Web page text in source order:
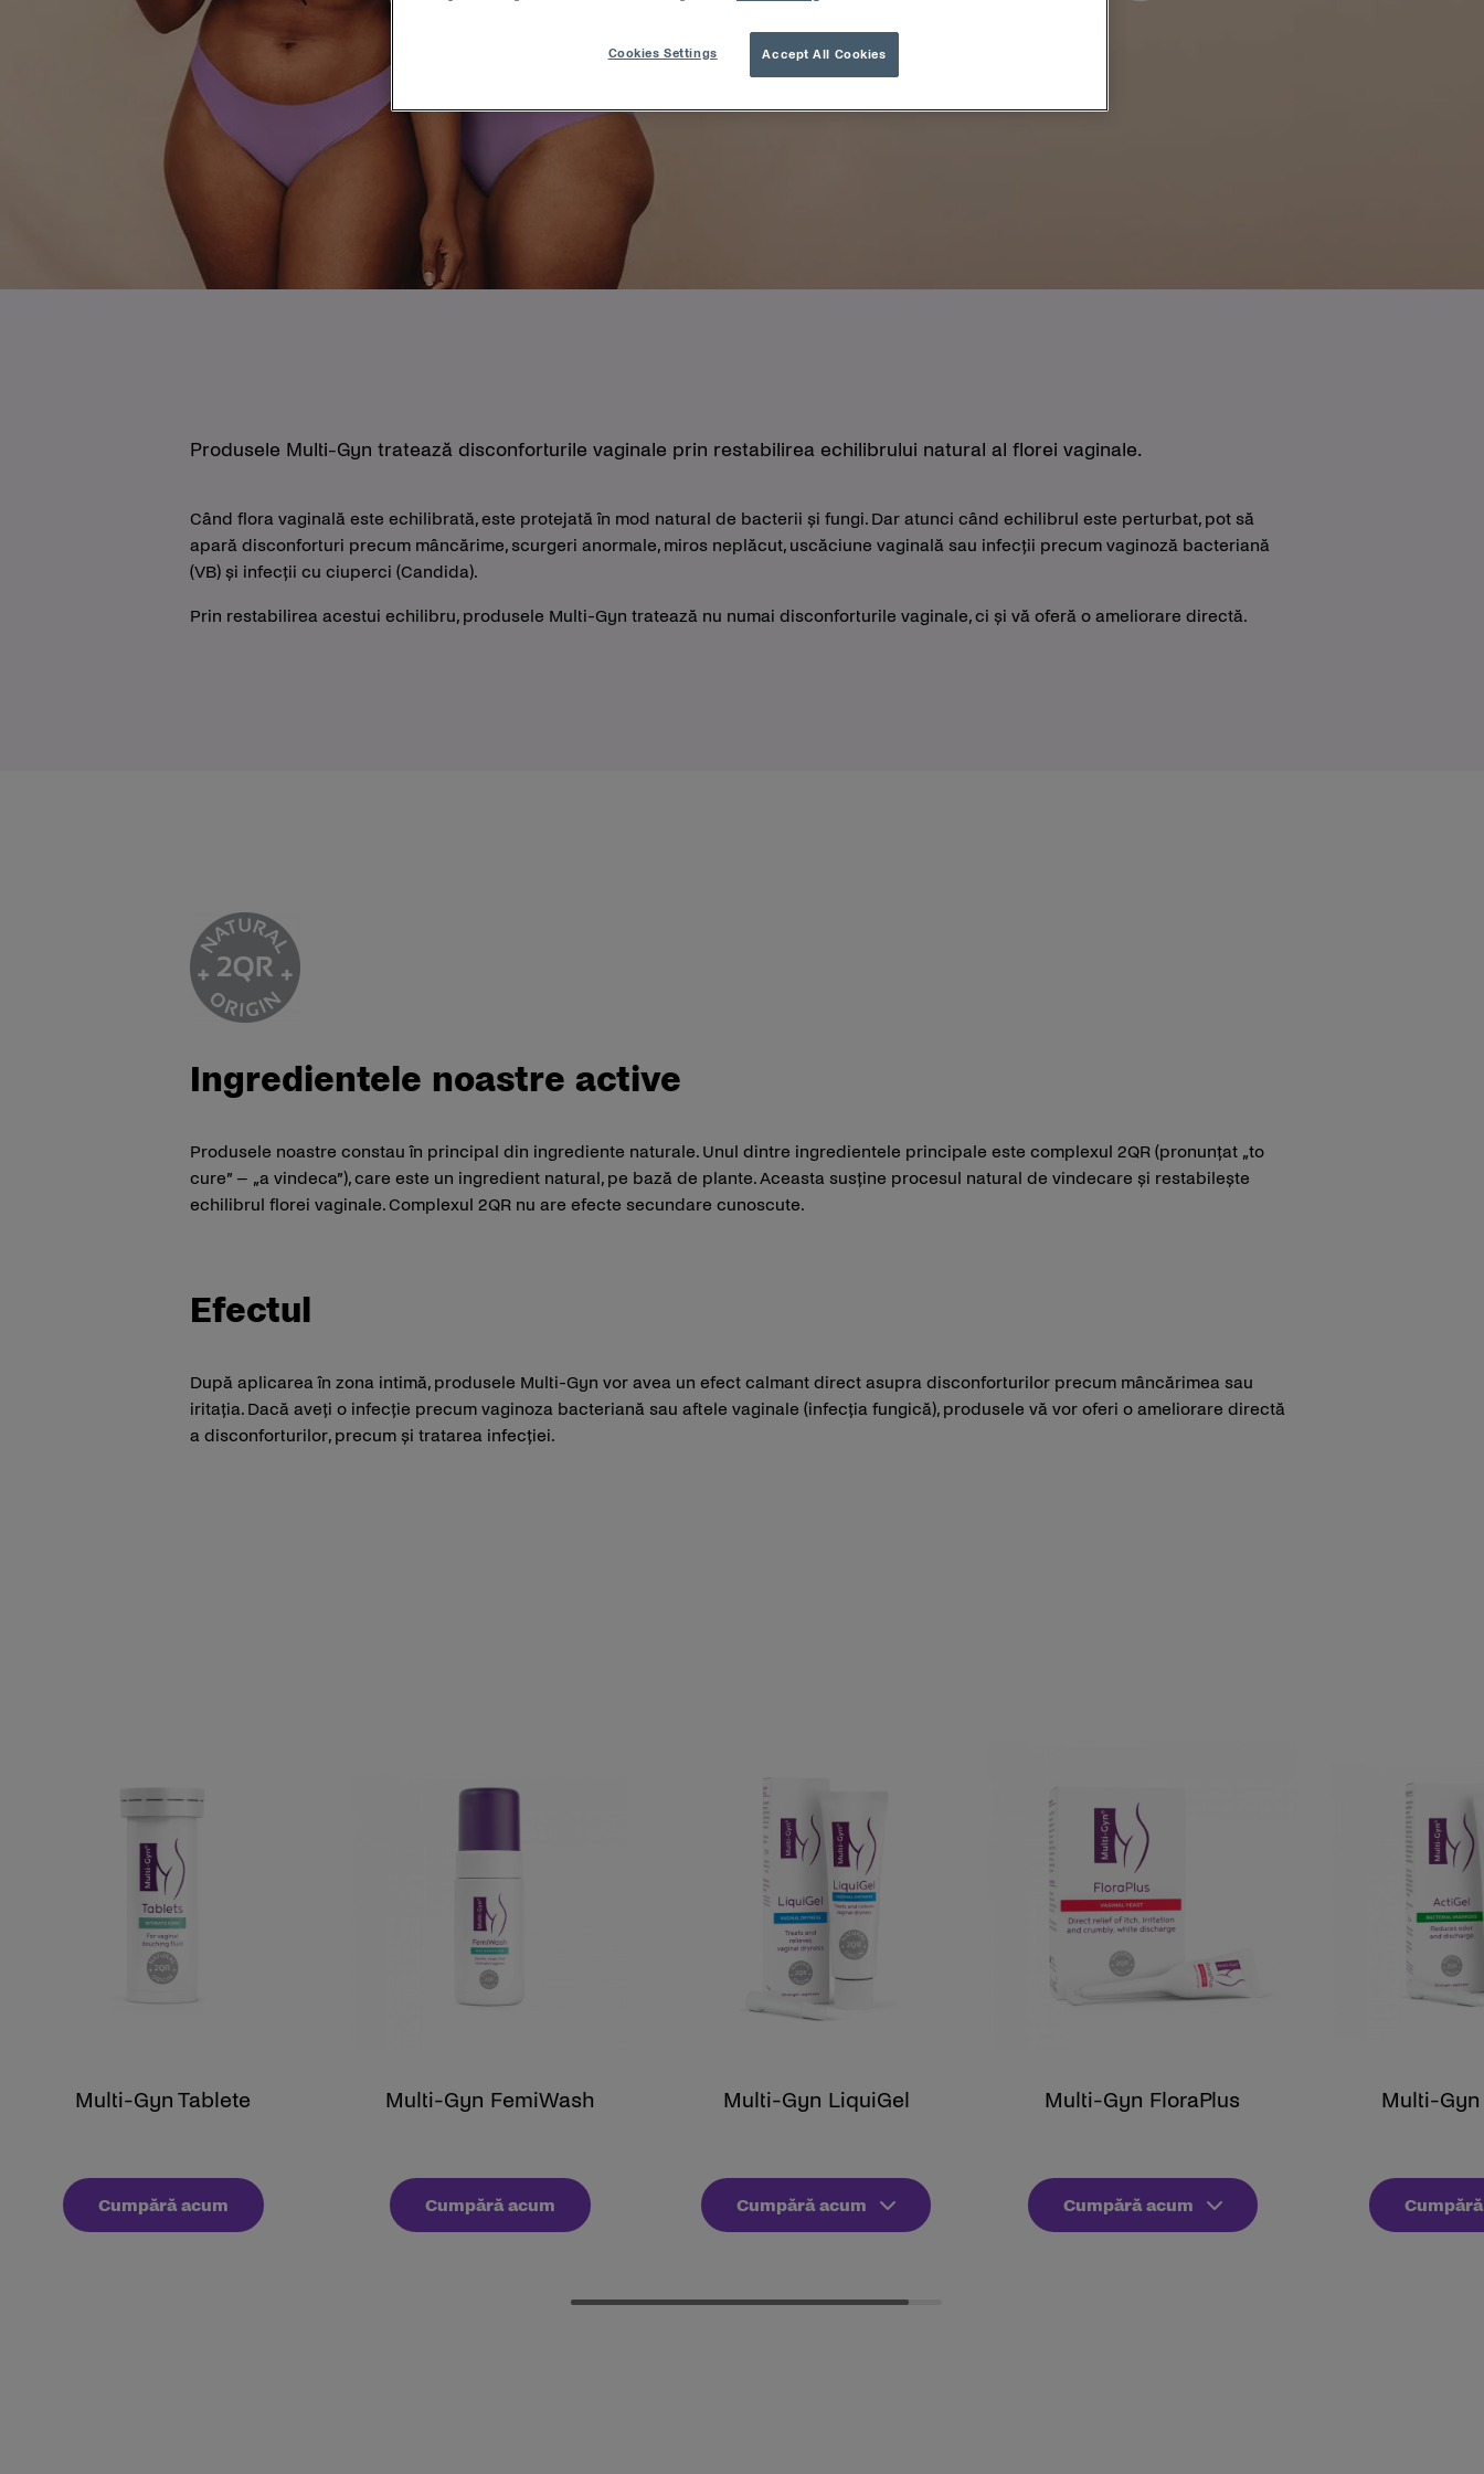
Produsele Multi-Gyn tratează disconforturile vaginale prin restabilirea echilibrului natural al florei vaginale.
Când flora vaginală este echilibrată, este protejată în mod natural de bacterii și fungi. Dar atunci când echilibrul este perturbat, pot să
apară disconforturi precum mâncărime, scurgeri anormale, miros neplăcut, uscăciune vaginală sau infecții precum vaginoză bacteriană
(VB) și infecții cu ciuperci (Candida).
Prin restabilirea acestui echilibru, produsele Multi-Gyn tratează nu numai disconforturile vaginale, ci și vă oferă o ameliorare directă.
Ingredientele noastre active
Produsele noastre constau în principal din ingrediente naturale. Unul dintre ingredientele principale este complexul 2QR (pronunțat „to
cure” – „a vindeca”), care este un ingredient natural, pe bază de plante. Aceasta susține procesul natural de vindecare și restabilește
echilibrul florei vaginale. Complexul 2QR nu are efecte secundare cunoscute.
Efectul
După aplicarea în zona intimă, produsele Multi-Gyn vor avea un efect calmant direct asupra disconforturilor precum mâncărimea sau
iritația. Dacă aveți o infecție precum vaginoza bacteriană sau aftele vaginale (infecția fungică), produsele vă vor oferi o ameliorare directă
a disconforturilor, precum și tratarea infecției.
Multi-Gyn Tablete
Cumpără acum
Multi-Gyn FemiWash
Cumpără acum
Multi-Gyn LiquiGel
Cumpără acum
Multi-Gyn FloraPlus
Cumpără acum
Multi-
Accept All Cookies
Cookies Settings